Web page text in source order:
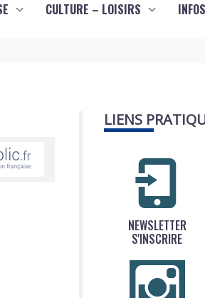
CULTURE – LOISIRS
LIENS
NEWSLETTER
S'INSCRIRE